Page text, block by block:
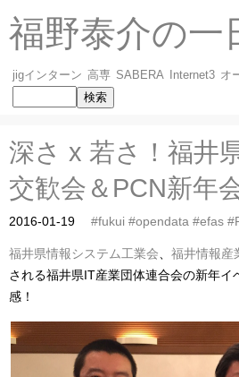
福野泰介の一
jigインターン 高専 SABERA Internet3 オ
深さ x 若さ！福井
交歓会＆PCN新年
2016-01-19 #fukui #opendata #efas
福井県情報システム工業会 福井情報産
される福井県IT産業団体連合会の新年
感！